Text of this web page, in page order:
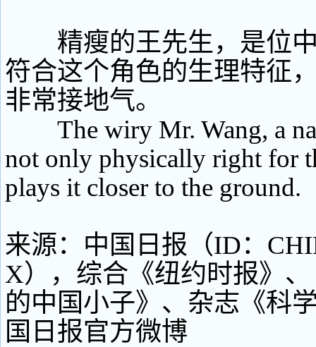
精瘦的王先生，是位中
符合这个角色的生理特征
非常接地气。
The wiry Mr. Wang, a
not only physically right for
plays it closer to the ground.
来源：中国日报（ID：
X），综合《纽约时报》
的中国小子》、杂志《科
国日报官方微博